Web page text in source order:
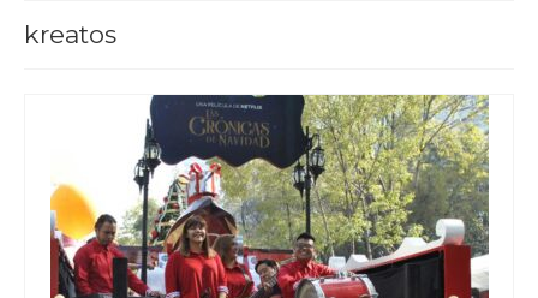
(56) 2668-2264
kreatos